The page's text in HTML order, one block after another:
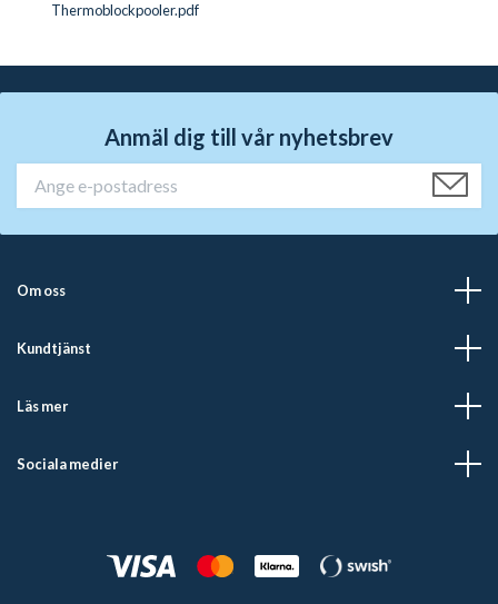
Thermoblockpooler.pdf
Anmäl dig till vår nyhetsbrev
Om oss
Kundtjänst
Läs mer
Sociala medier